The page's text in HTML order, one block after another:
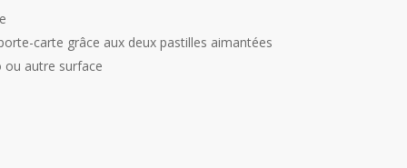
carte grâce aux deux pastilles aimantées
autre surface